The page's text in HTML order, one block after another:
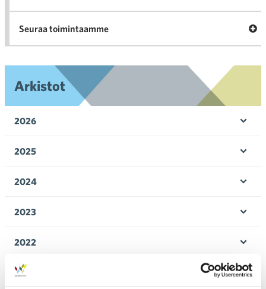
Seuraa toimintaamme
Arkistot
2026
2025
2024
2023
2022
2021